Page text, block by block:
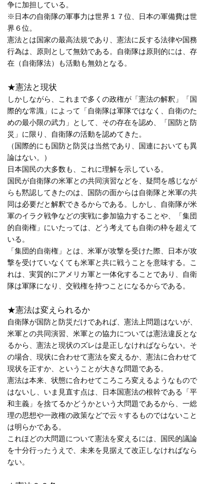
争に加担している。
※日本の自衛隊の軍事力は世界１７位、日本の軍備費は世
界６位。
憲法とは国家の最高法規であり、憲法に反する法律や国務
行為は、原則として無効である。自衛隊は原則的には、存
在（自衛隊法）も活動も無効となる。
★憲法と現状
しかしながら、これまで多くの政権が「憲法の解釈」「国
際的な常識」によって「自衛隊は軍隊ではなく、自衛のた
めの最小限の武力」として、その存在を認め、「国防と防
災」に限り、自衛隊の活動を認めてきた。
（国際的にも国防と防災は当然であり、国連においても異
論はない。）
日本国民の大多数も、これに理解を示している。
国民が自衛隊の米軍との共同演習などを、疑問を感じなが
らも黙認してきたのは、国防の面からは自衛隊と米軍の共
同は必要だと解釈できるからである。しかし、自衛隊が米
軍のイラク戦争などの実戦に参加協力することや、「集団
的自衛権」にいたっては、どう考えても自衛の枠を超えて
いる。
「集団的自衛権」とは、米軍が攻撃を受けた際、日本が攻
撃を受けていなくても米軍と共に戦うことを意味する。こ
れは、実質的にアメリカ軍と一体化することであり、自衛
隊は軍隊になり、交戦権を持つことになるからである。
★憲法は変えられるか
自衛隊が国防と防災だけであれば、憲法上問題はないが、
米軍との共同演習、米軍との協力については憲法違反とな
るから、憲法と現状のズレは是正しなければならない。そ
の場合、現状に合わせて憲法を変えるか、憲法に合わせて
現状を正すか、ということが大きな問題である。
憲法は本来、状態に合わせてころころ変えるようなもので
はないし、いま見直す点は、日本国憲法の根幹である「平
和主義」を捨てるかどうかという大問題であるから、一総
理の思想や一政権の政策などで云々するものではないこと
は明らかである。
これほどの大問題について憲法を変えるには、国民的議論
を十分行ったうえで、未来を見据えて改正しなければなら
ない。